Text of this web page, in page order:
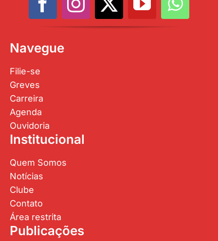
Navegue
Filie-se
Greves
Carreira
Agenda
Ouvidoria
Institucional
Quem Somos
Notícias
Clube
Contato
Área restrita
Publicações